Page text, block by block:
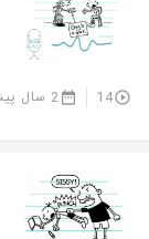
14 2 سال پیش